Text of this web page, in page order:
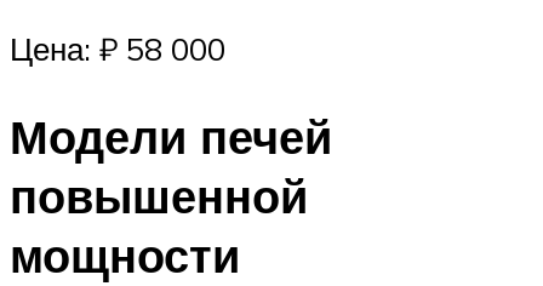
Цена: ₽ 58 000
Модели печей
повышенной
мощности